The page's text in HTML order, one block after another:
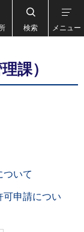
検索 メニュー
課）
ついて
可申請につい